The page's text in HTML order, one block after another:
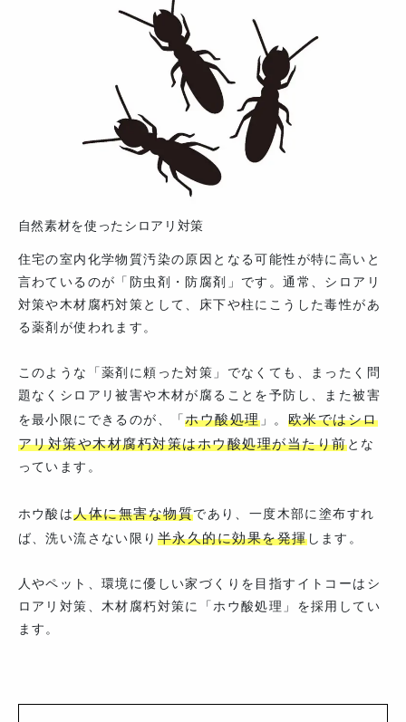
自然素材を使ったシロアリ対策
住宅の室内化学物質汚染の原因となる可能性が特に高いと
言わているのが「防虫剤・防腐剤」です。通常、シロアリ
対策や木材腐朽対策として、床下や柱にこうした毒性があ
る薬剤が使われます。
このような「薬剤に頼った対策」でなくても、まったく問
題なくシロアリ被害や木材が腐ることを予防し、また被害
を最小限にできるのが、「ホウ酸処理」。 欧米ではシロ
アリ対策や木材腐朽対策はホウ酸処理が当たり前とな
っています。
ホウ酸は人体に無害な物質であり、一度木部に塗布すれ
ば、洗い流さない限り 半永久的に効果を発揮します。
人やペット、環境に優しい家づくりを目指すイトコーはシ
ロアリ対策、木材腐朽対策に「ホウ酸処理」を採用してい
ます。